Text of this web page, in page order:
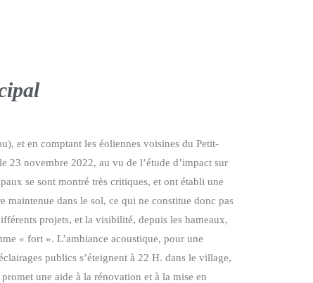
et en comptant les éoliennes voisines du Petit-
23 novembre 2022, au vu de l’étude d’impact sur
se sont montré très critiques, et ont établi une
maintenue dans le sol, ce qui ne constitue donc pas
projets, et la visibilité, depuis les hameaux,
« fort ». L’ambiance acoustique, pour une
publics s’éteignent à 22 H. dans le village,
une aide à la rénovation et à la mise en